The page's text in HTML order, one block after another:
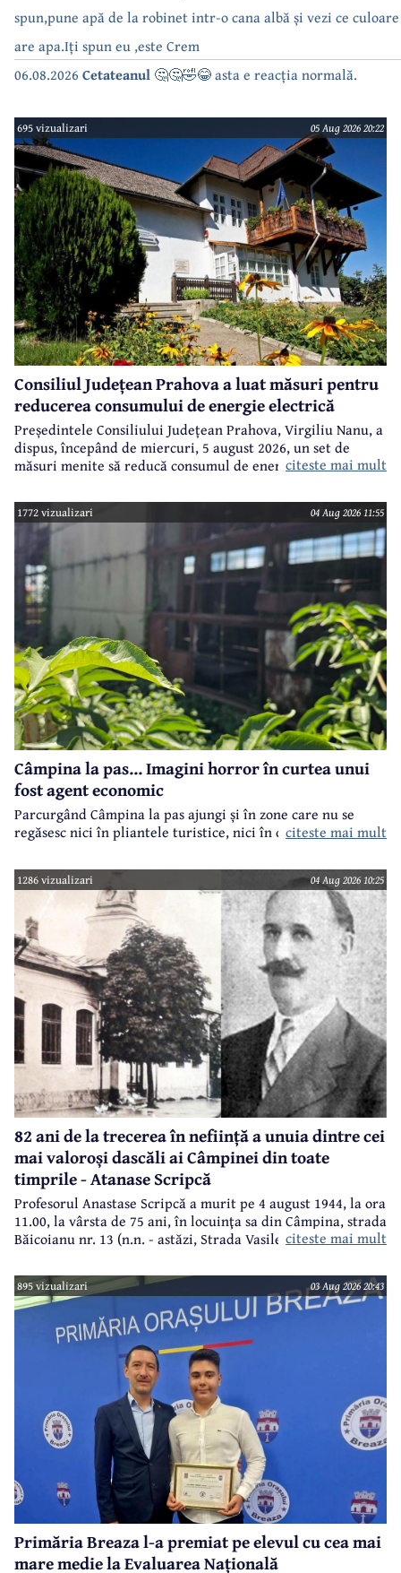
spun,pune apă de la robinet intr-o cana albă și vezi ce culoare
are apa.Iți spun eu ,este Crem
06.08.2026 Cetateanul 🤔🤔🤣😂 asta e reacția normală.
695 vizualizari 05 Aug 2026 20:22
Consiliul Județean Prahova a luat măsuri pentru
reducerea consumului de energie electrică
Președintele Consiliului Județean Prahova, Virgiliu Nanu, a
dispus, începând de miercuri, 5 august 2026, un set de
măsuri menite să reducă consumul de energie electrică în
ca parte a unui demers mai amplu de utilizare responsabilă
a fondurilor publice.
citeste mai mult
1772 vizualizari 04 Aug 2026 11:55
Câmpina la pas... Imagini horror în curtea unui
fost agent economic
Parcurgând Câmpina la pas ajungi și în zone care nu se
regăsesc nici în pliantele turistice, nici în cele.. electorale.
citeste mai mult
1286 vizualizari 04 Aug 2026 10:25
82 ani de la trecerea în neființă a unuia dintre cei
mai valoroși dascăli ai Câmpinei din toate
timprile - Atanase Scripcă
Profesorul Anastase Scripcă a murit pe 4 august 1944, la ora
11.00, la vârsta de 75 ani, în locuinţa sa din Câmpina, strada
Băicoianu nr. 13 (n.n. - astăzi, Strada Vasile Alecsandri).
Ulterior, meşterul popular Nicolae Goage aşează aici, în
memoria sa şi a soţiei, Maria Scripcă, o troiţă din lemn
sculptat,care astăzi, din păcate, nu mai există.
citeste mai mult
895 vizualizari 03 Aug 2026 20:43
Primăria Breaza l-a premiat pe elevul cu cea mai
mare medie la Evaluarea Națională